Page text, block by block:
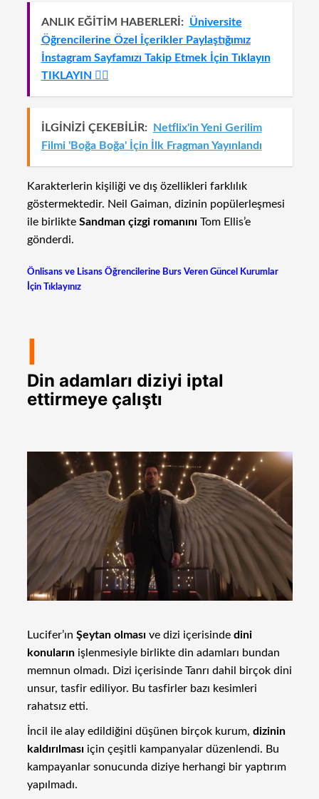
ANLIK EĞİTİM HABERLERİ: Üniversite
Öğrencilerine Özel İçerikler Paylaştığımız
İnstagram Sayfamızı Takip Etmek İçin Tıklayın
TIKLAYIN 👈🏻
İLGİNİZİ ÇEKEBİLİR:
Netflix'in Yeni Gerilim
Filmi 'Boğa Boğa' İçin İlk Fragman Yayınlandı
Karakterlerin kişiliği ve dış özellikleri farklılık
göstermektedir. Neil Gaiman, dizinin popülerleşmesi
ile birlikte Sandman çizgi romanını Tom Ellis’e
gönderdi.
Önlisans ve Lisans Öğrencilerine Burs Veren Güncel Kurumlar
İçin Tıklayınız
I
Din adamları diziyi iptal
ettirmeye çalıştı
Lucifer’ın Şeytan olması ve dizi içerisinde dini
konularınişlenmesiyle birlikte din adamları bundan
memnun olmadı. Dizi içerisinde Tanrı dahil birçok dini
unsur, tasfir ediliyor. Bu tasfirler bazı kesimleri
rahatsız etti.
İncil ile alay edildiğini düşünen birçok kurum, dizinin
kaldırılması için çeşitli kampanyalar düzenlendi. Bu
kampayanlar sonucunda diziye herhangi bir yaptırım
yapılmadı.